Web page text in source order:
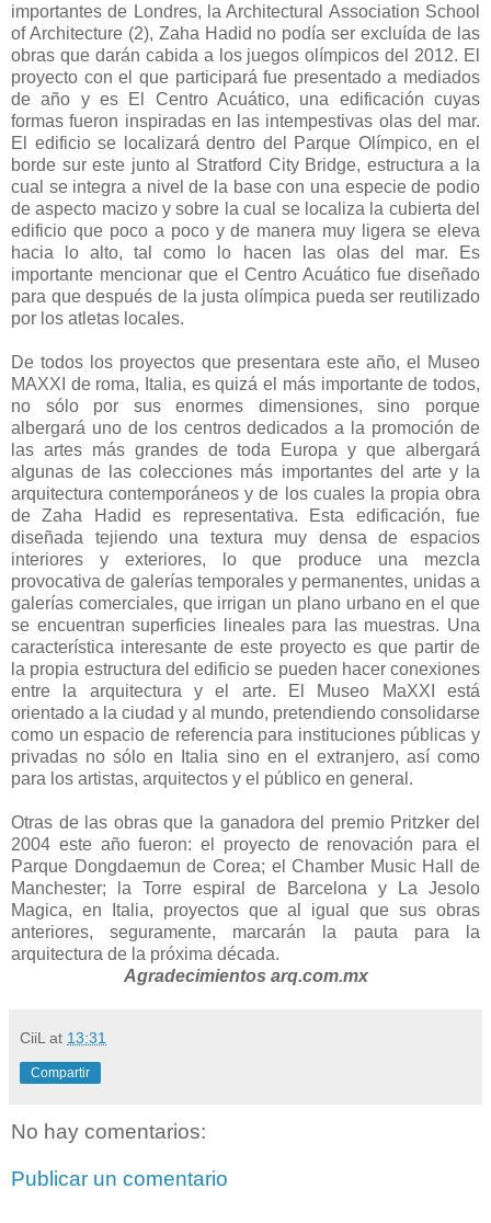
importantes de Londres, la Architectural Association School
of Architecture (2), Zaha Hadid no podía ser excluída de las
obras que darán cabida a los juegos olímpicos del 2012. El
proyecto con el que participará fue presentado a mediados
de año y es El Centro Acuático, una edificación cuyas
formas fueron inspiradas en las intempestivas olas del mar.
El edificio se localizará dentro del Parque Olímpico, en el
borde sur este junto al Stratford City Bridge, estructura a la
cual se integra a nivel de la base con una especie de podio
de aspecto macizo y sobre la cual se localiza la cubierta del
edificio que poco a poco y de manera muy ligera se eleva
hacia lo alto, tal como lo hacen las olas del mar. Es
importante mencionar que el Centro Acuático fue diseñado
para que después de la justa olímpica pueda ser reutilizado
por los atletas locales.
De todos los proyectos que presentara este año, el Museo
MAXXI de roma, Italia, es quizá el más importante de todos,
no sólo por sus enormes dimensiones, sino porque
albergará uno de los centros dedicados a la promoción de
las artes más grandes de toda Europa y que albergará
algunas de las colecciones más importantes del arte y la
arquitectura contemporáneos y de los cuales la propia obra
de Zaha Hadid es representativa. Esta edificación, fue
diseñada tejiendo una textura muy densa de espacios
interiores y exteriores, lo que produce una mezcla
provocativa de galerías temporales y permanentes, unidas a
galerías comerciales, que irrigan un plano urbano en el que
se encuentran superficies lineales para las muestras. Una
característica interesante de este proyecto es que partir de
la propia estructura del edificio se pueden hacer conexiones
entre la arquitectura y el arte. El Museo MaXXI está
orientado a la ciudad y al mundo, pretendiendo consolidarse
como un espacio de referencia para instituciones públicas y
privadas no sólo en Italia sino en el extranjero, así como
para los artistas, arquitectos y el público en general.
Otras de las obras que la ganadora del premio Pritzker del
2004 este año fueron: el proyecto de renovación para el
Parque Dongdaemun de Corea; el Chamber Music Hall de
Manchester; la Torre espiral de Barcelona y La Jesolo
Magica, en Italia, proyectos que al igual que sus obras
anteriores, seguramente, marcarán la pauta para la
arquitectura de la próxima década.
Agradecimientos arq.com.mx
CiiL at 13:31
Compartir
No hay comentarios:
Publicar un comentario